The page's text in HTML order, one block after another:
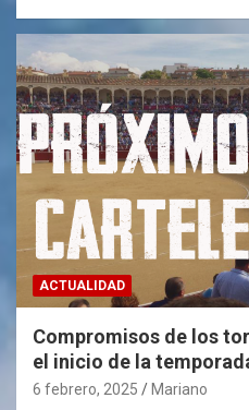
ACTUALIDAD
Compromisos de los
el inicio de la
6 febrero, 2025 Mariano